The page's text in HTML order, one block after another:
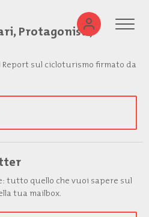
Protagonisti,
sul cicloturismo firmato da
tutto quello che vuoi sapere sul
tua mailbox.